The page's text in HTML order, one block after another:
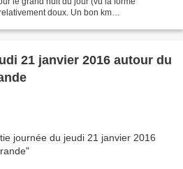
doux. Un bon km
21 janvier 2016 autour du